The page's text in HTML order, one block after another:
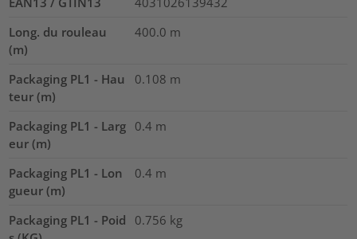
Long. du rouleau
(m)
400.0 m
Packaging PL1 - Hau
teur (m)
0.108 m
Packaging PL1 - Larg
eur (m)
0.4 m
Packaging PL1 - Lon
gueur (m)
0.4 m
Packaging PL1 - Poid
0.756 kg